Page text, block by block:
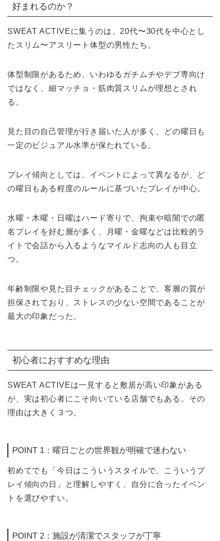
好まれるのか？
SWEAT ACTIVEに集うのは、20代〜30代を中心とし
たスリム〜アスリート体型の男性たち。
体型制限があるため、いわゆるガチムチやデブ専向け
ではなく、細マッチョ・筋肉質スリムが理想とされ
る。
見た目の自己管理が行き届いた人が多く、どの曜日も
一定のビジュアル水準が保たれている。
プレイ傾向としては、イベントによって異なるが、ど
の曜日もある程度のルールに基づいたプレイが中心。
水曜・木曜・日曜はハード寄りで、拘束や暗闇での匿
名プレイを好む層が多く、月曜・金曜などは比較的ラ
イトで会話から入るようなマイルド志向の人も目立
つ。
年齢制限や見た目チェックがあることで、客層の質が
担保されており、ストレスの少ない空間であることが
最大の印象だった。
初心者におすすめな理由
SWEAT ACTIVEは一見すると敷居が高い印象がある
が、実は初心者にこそ向いている店舗でもある。その
理由は大きく３つ。
POINT 1：曜日ごとの世界観が明確で迷わない
初めてでも「今日はこういうスタイルで、こういうプ
レイ傾向の日」と理解しやすく、自分に合ったイベン
トを選びやすい。
POINT 2：施設が清潔でスタッフが丁寧